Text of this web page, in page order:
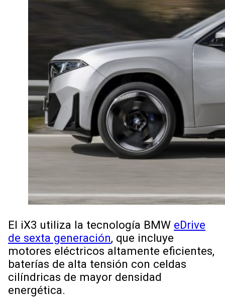
El iX3 utiliza la tecnología BMW eDrive
de sexta generación, que incluye
motores eléctricos altamente eficientes,
baterías de alta tensión con celdas
cilíndricas de mayor densidad
energética.